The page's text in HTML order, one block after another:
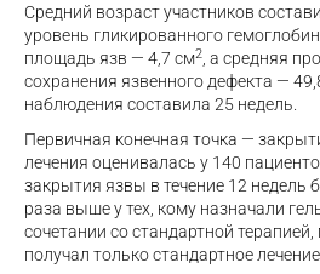
Средний возраст участников
уровень гликированного
площадь язв — 4,7 см2 , а средняя
сохранения язвенного дефекта —
наблюдения составила 25 недель.
Первичная конечная точка —
лечения оценивалась у 140
закрытия язвы в течение 12 недель
раза выше у тех, кому назначали
сочетании со стандартной
получал только стандартное